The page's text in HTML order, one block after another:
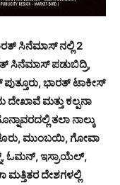
ಸಿನೆಮಾಸ್ ನಲ್ಲಿ 2
ಸಿನೆಮಾಸ್ ಪಡುಬಿದ್ರಿ,
ಭಾರತ್ ಟಾಕೀಸ್
ದೇಖಾವೆ ಮತ್ತು ಕಲ್ಪನಾ
ತಲಾ ನಾಲ್ಕು
ಮುಂಬಯಿ, ಗೋವಾ
ಓಮನ್, ಇಸ್ರಾಯೆಲ್,
ದೇಶಗಳಲ್ಲಿ